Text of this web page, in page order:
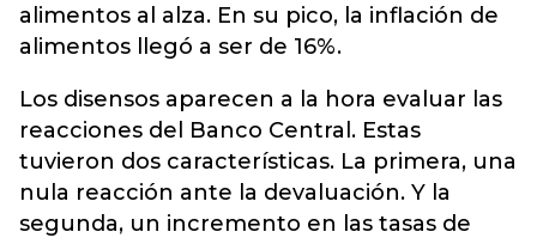
alimentos al alza. En su pico, la inflación de
alimentos llegó a ser de 16%.
Los disensos aparecen a la hora evaluar las
reacciones del Banco Central. Estas
tuvieron dos características. La primera, una
nula reacción ante la devaluación. Y la
segunda, un incremento en las tasas de